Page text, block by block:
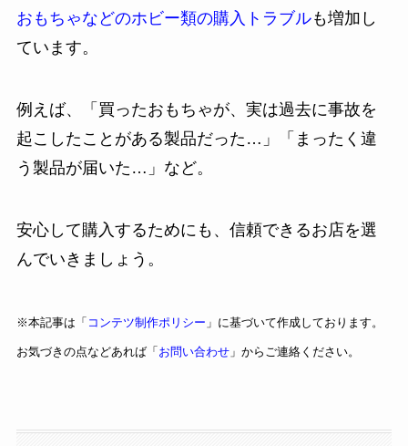
おもちゃなどのホビー類の購入トラブルも増加し
ています。
例えば、「買ったおもちゃが、実は過去に事故を
起こしたことがある製品だった…」「まったく違
う製品が届いた…」など。
安心して購入するためにも、信頼できるお店を選
んでいきましょう。
※本記事は「 コンテツ制作ポリシー 」に基づいて作成しております。
お気づきの点などあれば「お問い合わせ」からご連絡ください。